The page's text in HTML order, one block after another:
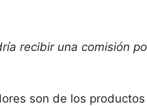
recibir una comisión
son de los